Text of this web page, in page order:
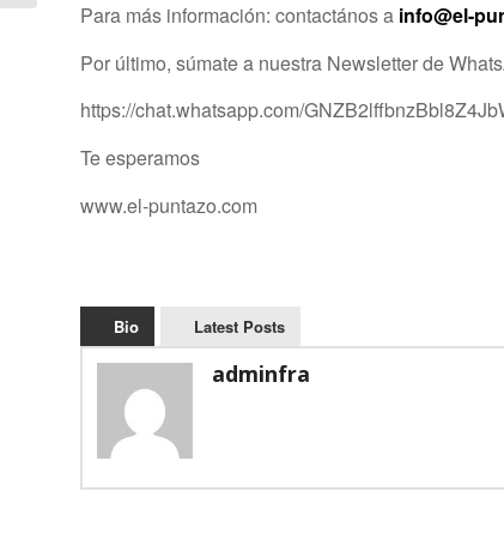
Para más información: contactános a info@el-
Por último, súmate a nuestra Newsletter de
https://chat.whatsapp.com/
Te esperamos
www.el-puntazo.com
Bio Latest Posts
adminfra